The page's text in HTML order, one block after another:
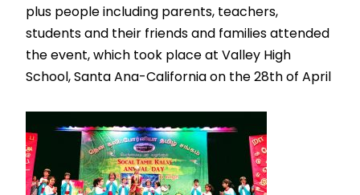
plus people including parents, teachers,
students and their friends and families attended
the event, which took place at Valley High
School, Santa Ana-California on the 28th of April